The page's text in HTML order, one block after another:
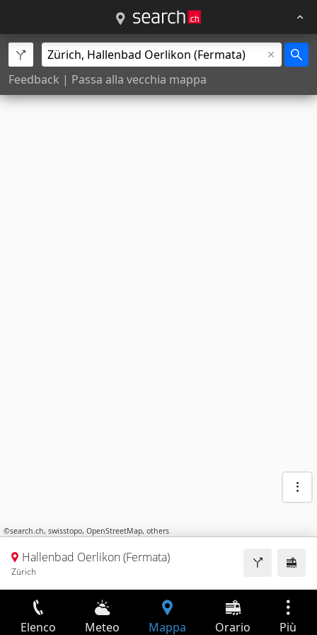
Feedback | Passa alla vecchia mappa
©search.ch, swisstopo, OpenStreetMap, others
Hallenbad Oerlikon (Fermata)
Zürich
Elenco Meteo Mappa Orario Più